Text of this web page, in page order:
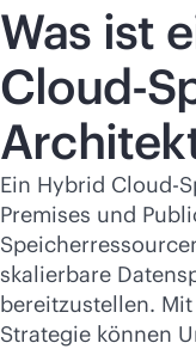
Was ist
Cloud-
Ein Hybrid Cloud-
Premises und
skalierbare
bereitzustellen.
Strategie können